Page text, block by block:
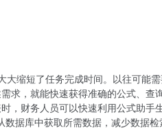
大缩短了任务完成时间。以往可能
求，就能快速获得准确的公式、查
，财务人员可以快速利用公式助手
据库中获取所需数据，减少数据检